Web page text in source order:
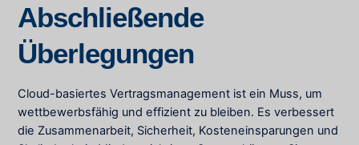
Abschließende
Überlegungen
Cloud-basiertes Vertragsmanagement ist ein Muss, um
wettbewerbsfähig und effizient zu bleiben. Es verbessert
die Zusammenarbeit, Sicherheit, Kosteneinsparungen und